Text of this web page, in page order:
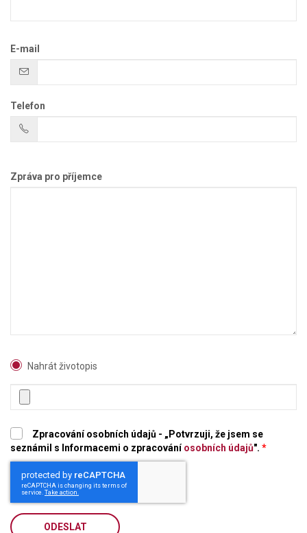
E-mail
Telefon
Zpráva pro příjemce
Nahrát životopis
Zpracování osobních údajů - „Potvrzuji, že jsem se
seznámil s Informacemi o zpracováníosobních údajů". *
ODESLAT